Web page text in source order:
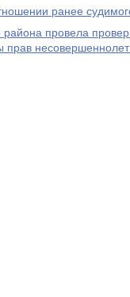
ранее
района провела
прав